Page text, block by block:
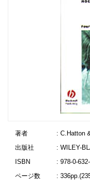
著者
: C.Hatton
出版社
: WILEY-
ISBN
: 978-0-
ページ数
: